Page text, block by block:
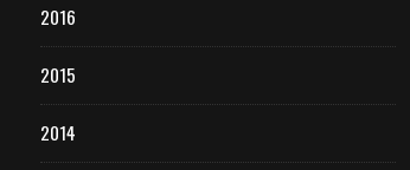
2016
2015
2014